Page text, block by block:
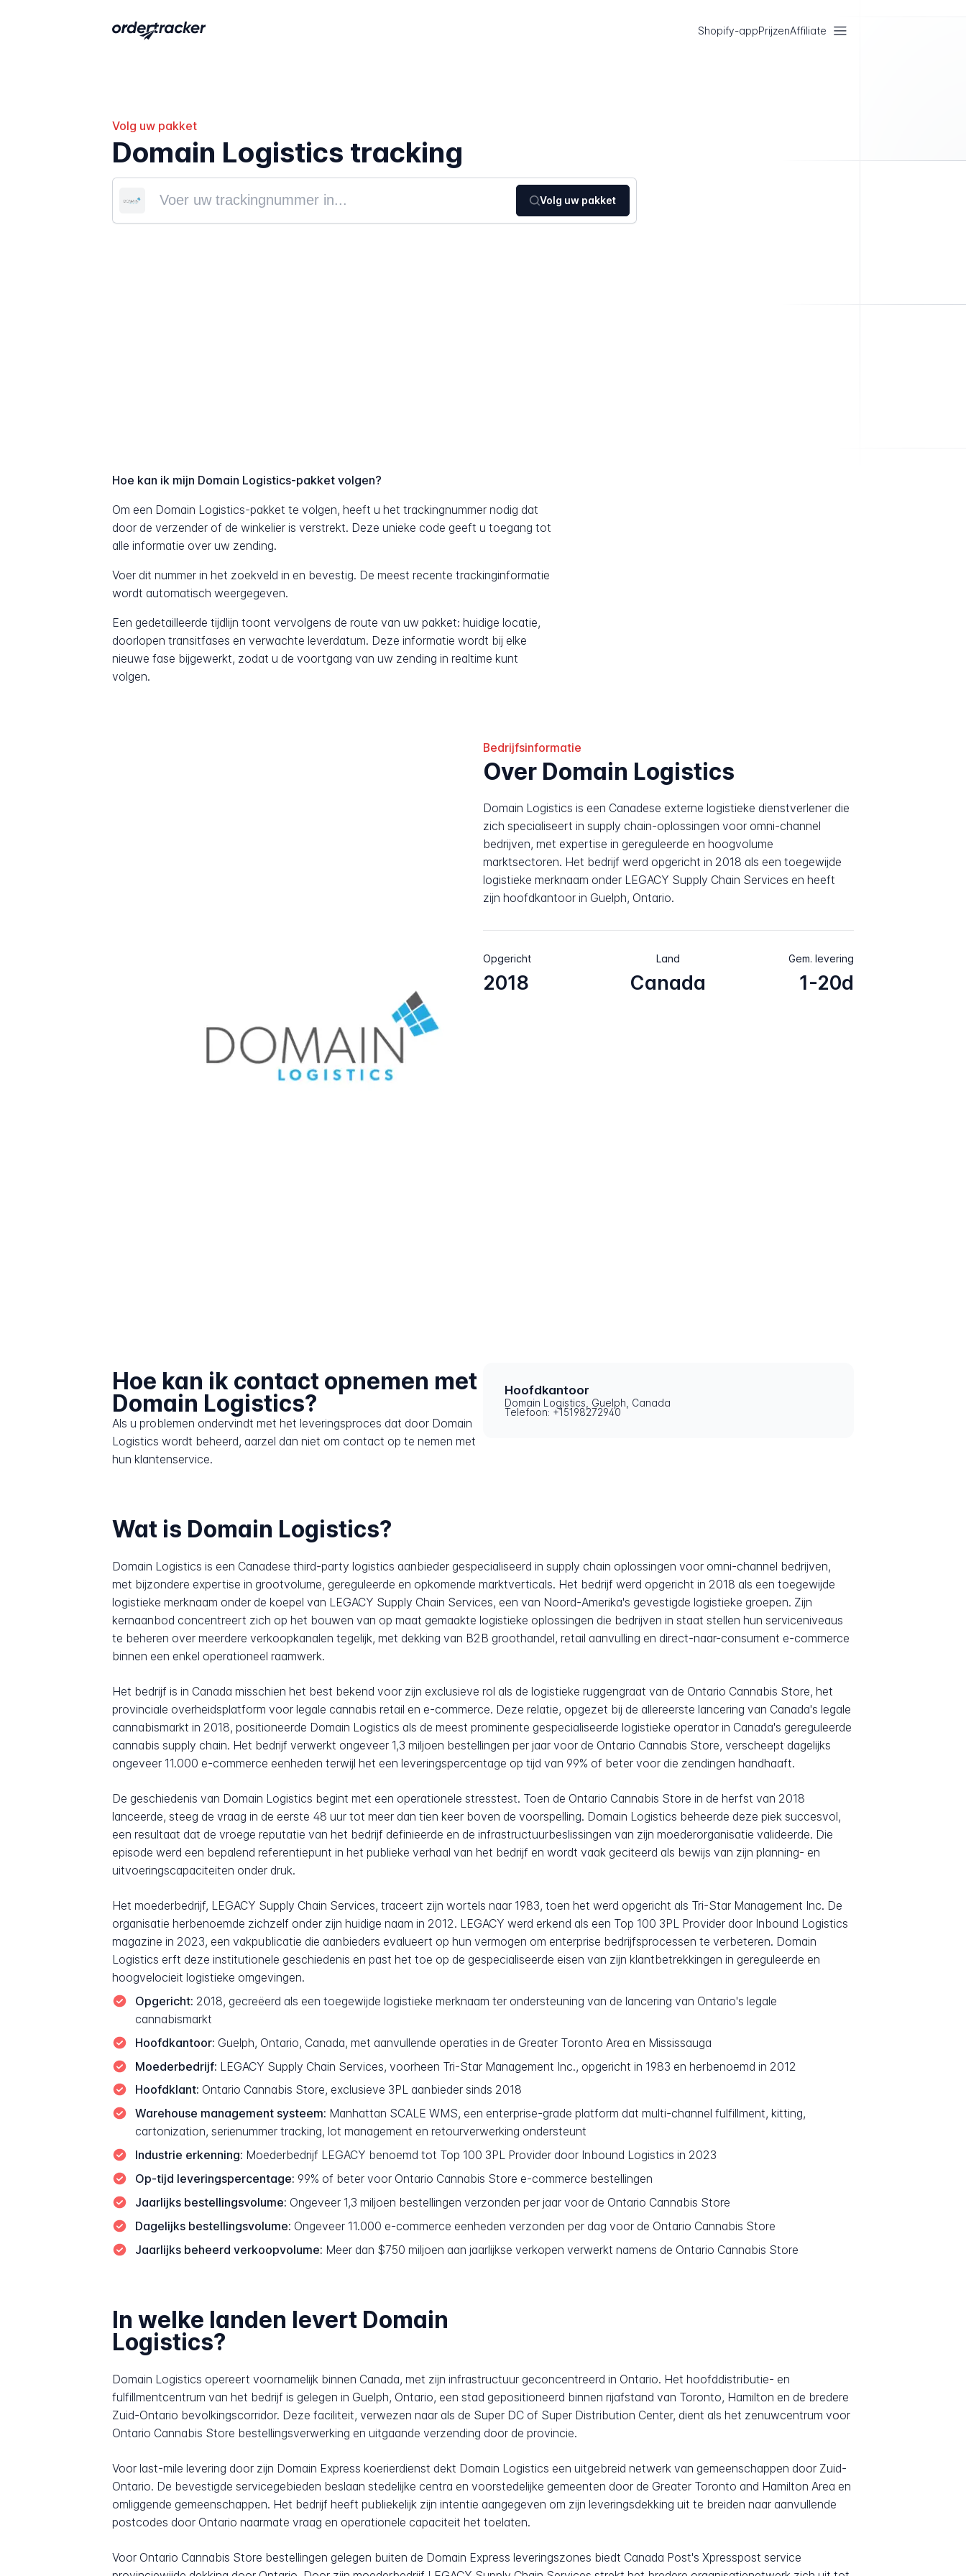
Shopify-appPrijzenAffiliate
Volg uw pakket
Domain Logistics tracking
Volg uw pakket
Hoe kan ik mijn Domain Logistics-pakket volgen?
Om een Domain Logistics-pakket te volgen, heeft u het trackingnummer nodig dat
door de verzender of de winkelier is verstrekt. Deze unieke code geeft u toegang tot
alle informatie over uw zending.
Voer dit nummer in het zoekveld in en bevestig. De meest recente trackinginformatie
wordt automatisch weergegeven.
Een gedetailleerde tijdlijn toont vervolgens de route van uw pakket: huidige locatie,
doorlopen transitfases en verwachte leverdatum. Deze informatie wordt bij elke
nieuwe fase bijgewerkt, zodat u de voortgang van uw zending in realtime kunt
volgen.
Bedrijfsinformatie
Over Domain Logistics
Domain Logistics is een Canadese externe logistieke dienstverlener die
zich specialiseert in supply chain-oplossingen voor omni-channel
bedrijven, met expertise in gereguleerde en hoogvolume
marktsectoren. Het bedrijf werd opgericht in 2018 als een toegewijde
logistieke merknaam onder LEGACY Supply Chain Services en heeft
zijn hoofdkantoor in Guelph, Ontario.
Opgericht
2018
Land
Canada
Gem. levering
1-20d
Hoe kan ik contact opnemen met
Domain Logistics?
Als u problemen ondervindt met het leveringsproces dat door Domain
Logistics wordt beheerd, aarzel dan niet om contact op te nemen met
hun klantenservice.
Hoofdkantoor
Domain Logistics, Guelph, Canada
Telefoon: +15198272940
Wat is Domain Logistics?
Domain Logistics is een Canadese third-party logistics aanbieder gespecialiseerd in supply chain oplossingen voor omni-channel bedrijven,
met bijzondere expertise in grootvolume, gereguleerde en opkomende marktverticals. Het bedrijf werd opgericht in 2018 als een toegewijde
logistieke merknaam onder de koepel van LEGACY Supply Chain Services, een van Noord-Amerika's gevestigde logistieke groepen. Zijn
kernaanbod concentreert zich op het bouwen van op maat gemaakte logistieke oplossingen die bedrijven in staat stellen hun serviceniveaus
te beheren over meerdere verkoopkanalen tegelijk, met dekking van B2B groothandel, retail aanvulling en direct-naar-consument e-commerce
binnen een enkel operationeel raamwerk.
Het bedrijf is in Canada misschien het best bekend voor zijn exclusieve rol als de logistieke ruggengraat van de Ontario Cannabis Store, het
provinciale overheidsplatform voor legale cannabis retail en e-commerce. Deze relatie, opgezet bij de allereerste lancering van Canada's legale
cannabismarkt in 2018, positioneerde Domain Logistics als de meest prominente gespecialiseerde logistieke operator in Canada's gereguleerde
cannabis supply chain. Het bedrijf verwerkt ongeveer 1,3 miljoen bestellingen per jaar voor de Ontario Cannabis Store, verscheept dagelijks
ongeveer 11.000 e-commerce eenheden terwijl het een leveringspercentage op tijd van 99% of beter voor die zendingen handhaaft.
De geschiedenis van Domain Logistics begint met een operationele stresstest. Toen de Ontario Cannabis Store in de herfst van 2018
lanceerde, steeg de vraag in de eerste 48 uur tot meer dan tien keer boven de voorspelling. Domain Logistics beheerde deze piek succesvol,
een resultaat dat de vroege reputatie van het bedrijf definieerde en de infrastructuurbeslissingen van zijn moederorganisatie valideerde. Die
episode werd een bepalend referentiepunt in het publieke verhaal van het bedrijf en wordt vaak geciteerd als bewijs van zijn planning- en
uitvoeringscapaciteiten onder druk.
Het moederbedrijf, LEGACY Supply Chain Services, traceert zijn wortels naar 1983, toen het werd opgericht als Tri-Star Management Inc. De
organisatie herbenoemde zichzelf onder zijn huidige naam in 2012. LEGACY werd erkend als een Top 100 3PL Provider door Inbound Logistics
magazine in 2023, een vakpublicatie die aanbieders evalueert op hun vermogen om enterprise bedrijfsprocessen te verbeteren. Domain
Logistics erft deze institutionele geschiedenis en past het toe op de gespecialiseerde eisen van zijn klantbetrekkingen in gereguleerde en
hoogvelocieit logistieke omgevingen.
Opgericht: 2018, gecreëerd als een toegewijde logistieke merknaam ter ondersteuning van de lancering van Ontario's legale
cannabismarkt
Hoofdkantoor: Guelph, Ontario, Canada, met aanvullende operaties in de Greater Toronto Area en Mississauga
Moederbedrijf: LEGACY Supply Chain Services, voorheen Tri-Star Management Inc., opgericht in 1983 en herbenoemd in 2012
Hoofdklant: Ontario Cannabis Store, exclusieve 3PL aanbieder sinds 2018
Warehouse management systeem: Manhattan SCALE WMS, een enterprise-grade platform dat multi-channel fulfillment, kitting,
cartonization, serienummer tracking, lot management en retourverwerking ondersteunt
Industrie erkenning: Moederbedrijf LEGACY benoemd tot Top 100 3PL Provider door Inbound Logistics in 2023
Op-tijd leveringspercentage: 99% of beter voor Ontario Cannabis Store e-commerce bestellingen
Jaarlijks bestellingsvolume: Ongeveer 1,3 miljoen bestellingen verzonden per jaar voor de Ontario Cannabis Store
Dagelijks bestellingsvolume: Ongeveer 11.000 e-commerce eenheden verzonden per dag voor de Ontario Cannabis Store
Jaarlijks beheerd verkoopvolume: Meer dan $750 miljoen aan jaarlijkse verkopen verwerkt namens de Ontario Cannabis Store
In welke landen levert Domain
Logistics?
Domain Logistics opereert voornamelijk binnen Canada, met zijn infrastructuur geconcentreerd in Ontario. Het hoofddistributie- en
fulfillmentcentrum van het bedrijf is gelegen in Guelph, Ontario, een stad gepositioneerd binnen rijafstand van Toronto, Hamilton en de bredere
Zuid-Ontario bevolkingscorridor. Deze faciliteit, verwezen naar als de Super DC of Super Distribution Center, dient als het zenuwcentrum voor
Ontario Cannabis Store bestellingsverwerking en uitgaande verzending door de provincie.
Voor last-mile levering door zijn Domain Express koerierdienst dekt Domain Logistics een uitgebreid netwerk van gemeenschappen door Zuid-
Ontario. De bevestigde servicegebieden beslaan stedelijke centra en voorstedelijke gemeenten door de Greater Toronto and Hamilton Area en
omliggende gemeenschappen. Het bedrijf heeft publiekelijk zijn intentie aangegeven om zijn leveringsdekking uit te breiden naar aanvullende
postcodes door Ontario naarmate vraag en operationele capaciteit het toelaten.
Voor Ontario Cannabis Store bestellingen gelegen buiten de Domain Express leveringszones biedt Canada Post's Xpresspost service